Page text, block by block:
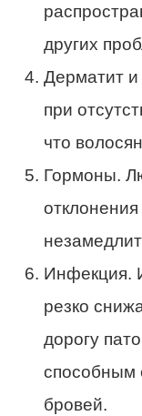
других
Дерматит и
при
что
Гормоны.
Инфекция.
резко
дорогу
способным
бровей.